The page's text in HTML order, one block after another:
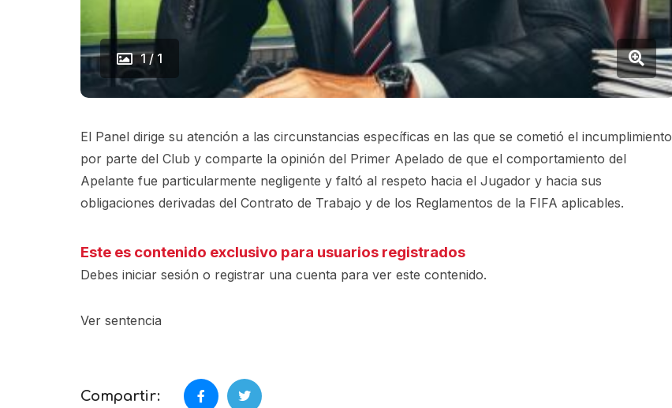
1 / 1
El Panel dirige su atención a las circunstancias específicas en las que se cometió el incumplimiento
por parte del Club y comparte la opinión del Primer Apelado de que el comportamiento del
Apelante fue particularmente negligente y faltó al respeto hacia el Jugador y hacia sus
obligaciones derivadas del Contrato de Trabajo y de los Reglamentos de la FIFA aplicables.
Este es contenido exclusivo para usuarios registrados
Debes iniciar sesión o registrar una cuenta para ver este contenido.
Ver sentencia
Compartir: